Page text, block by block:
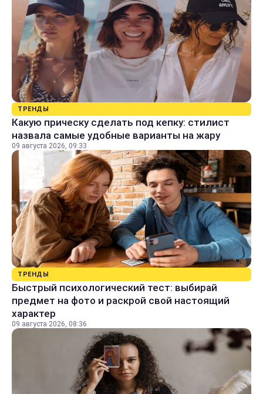
ТРЕНДЫ
Какую прическу сделать под кепку: стилист
назвала самые удобные варианты на жару
09 августа 2026, 09:33
ТРЕНДЫ
Быстрый психологический тест: выбирай
предмет на фото и раскрой свой настоящий
характер
09 августа 2026, 08:36